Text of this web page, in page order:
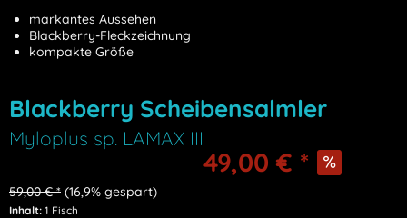
markantes Aussehen
Blackberry-Fleckzeichnung
kompakte Größe
Blackberry Scheibensalmler
Myloplus sp. LAMAX III
49,00 € *
59,00 €* (16,9% gespart)
Inhalt: 1 Fisch